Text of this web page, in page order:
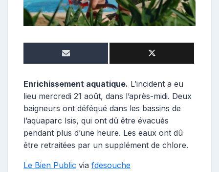
Enrichissement aquatique. L’incident a eu
lieu mercredi 21 août, dans l’après-midi. Deux
baigneurs ont déféqué dans les bassins de
l’aquaparc Isis, qui ont dû être évacués
pendant plus d’une heure. Les eaux ont dû
être retraitées par un supplément de chlore.
Le Bien Public via fdesouche